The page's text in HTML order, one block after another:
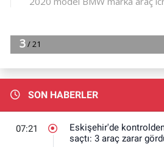
SON HABERLER
07:21
Eskişehir'de
saçtı: 3 araç zarar